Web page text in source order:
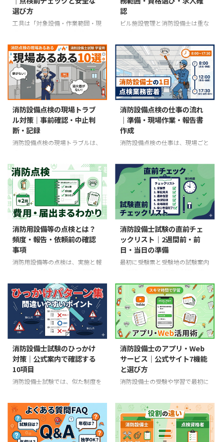
えるわけではないことです。甲
種・乙種の別と、免状に指定され
た類によって業務範囲が決まりま
指定された類の工事・整備・点検
ができる 乙種は、指定された類
の整備・点検ができる 乙 ...
カー系列の保守会社、ビル管理会
社の設備部門などがあります。同
じ社名や業種でも、配属先によっ
就職先を選ぶときの結論 会社名
の分類だけでなく、募集職種の実
際の担当業務を見る 点検・整
備・工事 ...
選び方
工具は「対象設備・作業範囲・現
現場で使う工具や試験器は、全員
が同じ一式を持てばよいものでは
ありません。消火器、自動火災報
知設備、スプリンクラー設備、避
難器具では、点検項目も必要な器
具も異なります。同じ設備でも、
外観確認、作動試験、整備、工事
のどこまで行うかで準備は変わり
ます。 現場前に確認する4点 対象
となる消防用設備等と、当日の点
検・整備・工事の範囲 消防庁の
器の取扱説明書 必要な資格、作
業分担、立会者、連絡・復旧の手
順 建物の入室、撮影、高所 ...
認
ビル施設管理と消防設備士は重な
い ビル施設管理では、電気、空
調、給排水、防災など建物設備を
広く扱います。消防設備士は、免
状の種類に対応する消防用設備等
の工事・整備・点検を行う資格で
す。消防設備に関わる点では重な
りますが、消防設備士免状を取れ
ばビル管理のすべてを担当できる
わけでも、ビル管理担当者なら消
防設備の工事・整備を自由に行え
るわけでもありません。 最初に
範囲は、勤務先・管理契約・配属
建物で異なる 消防設備士は、甲
種・乙種と類ごとに業務範囲が ...
消防設備点検の現場トラブ
ル対策｜事前確認・中止判
断・記録
消防設備点検の現場トラブルは、
消防用設備等の点検では、入室で
きない、資料と現況が違う、警報
や連動の影響範囲が分からないな
ど、予定どおり作業できない場面
があります。ただし、どの問題が
多いかを示す公的な全国統計はあ
りません。建物用途、設備、契
約、管理体制によって状況は変わ
ります。 現場で迷ったときの3原
則 許可のない入室・解錠・物品
移動をしない 型式や連動先が分
認」を分けて記録する この記事
は、実在する現場の頻度ランキン
グ ...
消防設備点検の仕事の流れ
｜準備・現場作業・報告書
作成
消防設備点検の仕事は、現場ごと
仕事は、事前準備、現場での点
検、復旧確認、結果説明、書類作
成という順で進むのが基本です。
ただし、勤務時間、訪問件数、担
当設備、チーム人数は、勤務先、
建物、点検区分、設備数量、入室
条件によって変わります。 この記
事の前提 実在する一人への密着
取材ではなく、点検業務の一般的
な工程を整理した記事です 固定
の時刻表ではなく、作業の順序と
検要領・点検票に従います 資格
を持っていても、免状の種類を超
...
消防用設備等の点検とは？
頻度・報告・依頼前の確認
事項
消防用設備等の点検は、実施と報
点検」と呼ばれるものの一つが、
消防法第17条の3の3に基づく消
防用設備等・特殊消防用設備等の
点検と報告です。防火対象物の関
係者は、設置された設備を定期に
点検し、その結果を消防長または
消防署長へ報告します。 最初に
押さえる4点 機器点検は6か月ご
と、総合点検は1年ごと 結果の報
告は、特定防火対象物が1年ご
と、それ以外が3年ごとを基本と
階段・設置設備も確認する 点検
会社へ委託しても、点検・報 ...
消防設備士試験の直前チェ
ックリスト｜2週間前・前
日・当日の準備
最初に受験票と受験地の試験案内
前準備は、自分の受験票と、受験
する支部の最新試験案内を基準に
進めます。集合時刻、開始時刻、
会場、腕時計などの細かな扱い
は、受験地や試験回によって異な
るためです。 この記事では、2週
間前から当日までに行うことを、
学習と受験準備に分けて整理しま
す。固定の勉強時間や得点予測で
はなく、「確認できたか」で進め
られるチェックリストです。 直
開問題と学習記録から、残った弱
点を絞る 受験票、写真、持ち
物、 ...
消防設備士試験のひっかけ
対策｜公式案内で確認する
10項目
消防設備士試験では、似た制度を
を読み違えます。特に区別したい
のは、甲種と乙種、甲種特類と第
1～5類、筆記と実技、受験資格
と科目免除です。 この記事で
消防設備士のアプリ・Web
サービス｜公式サイト7機能
と選び方
消防設備士の受験や学習で最初に
ではなく、試験を実施する消防試
験研究センターのWebサービスで
す。 公式サイトでは、試験日程
の検索、受験申請、受験資格・問